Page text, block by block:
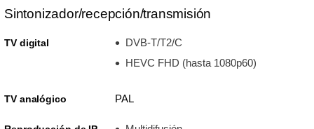
Sintonizador/recepción/transmisión
TV digital
DVB-T/T2/C
HEVC FHD (hasta 1080p60)
TV analógico PAL